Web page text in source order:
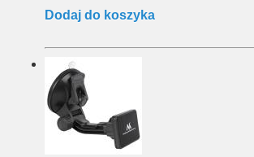
Dodaj do koszyka